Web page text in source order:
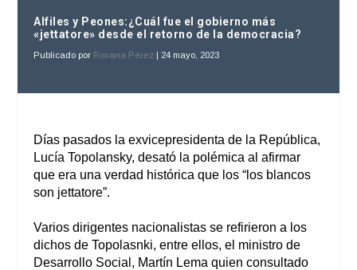
Alfiles y Peones:¿Cuál fue el gobierno más
«jettatore» desde el retorno de la democracia?
Publicado por Roxana Pérez | 24 mayo, 2023
Días pasados la exvicepresidenta de la República,
Lucía Topolansky, desató la polémica al afirmar
que era una verdad histórica que los “los blancos
son jettatore”.
Varios dirigentes nacionalistas se refirieron a los
dichos de Topolasnki, entre ellos, el ministro de
Desarrollo Social, Martín Lema quien consultado